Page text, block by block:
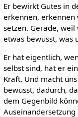
Er bewirkt Gutes in
erkennen,
setzen. Gerade,
etwas bewusst, was
Er hat eigentlich,
selbst sind, hat er
Kraft. Und macht
bewusst, dadurch,
dem Gegenbild